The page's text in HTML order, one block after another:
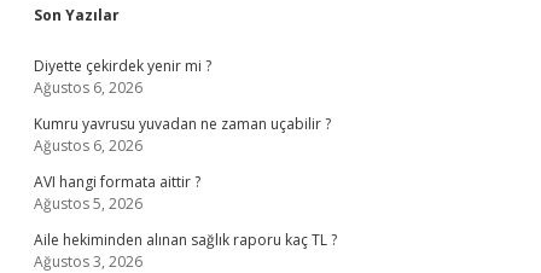
Sidebar
Son Yazılar
Diyette çekirdek yenir mi ?
Ağustos 6, 2026
Kumru yavrusu yuvadan ne zaman uçabilir ?
Ağustos 6, 2026
AVI hangi formata aittir ?
Ağustos 5, 2026
Aile hekiminden alınan sağlık raporu kaç TL ?
Ağustos 3, 2026